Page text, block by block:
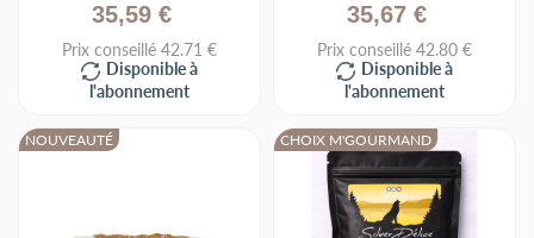
35,59 €
Prix conseillé 42.71 €
Disponible à
l'abonnement
35,67 €
Prix conseillé 42.80 €
Disponible à
l'abonnement
NOUVEAUTÉ CHOIX M'GOURMAND